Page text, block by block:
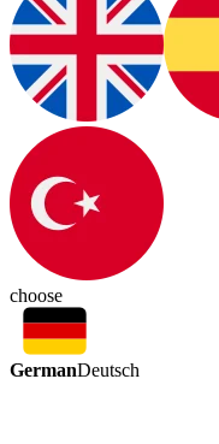
choose
GermanDeutsch